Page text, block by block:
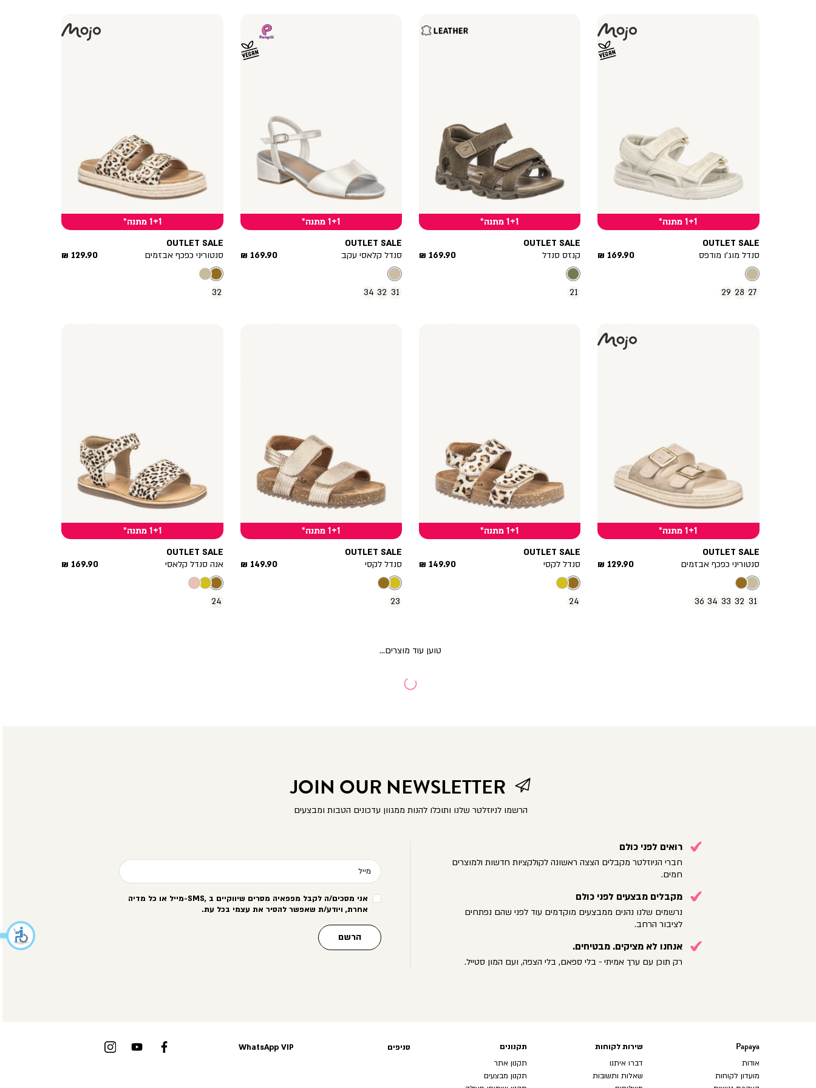
1+1 מתנה*
OUTLET SALE
סנדל מוג’ו מודפס
מחיר
169.90 ₪
27
28
29
1+1 מתנה*
OUTLET SALE
קנזס סנדל
מחיר
169.90 ₪
21
1+1 מתנה*
OUTLET SALE
סנדל קלאסי עקב
מחיר
169.90 ₪
31
32
34
1+1 מתנה*
OUTLET SALE
סנטוריני כפכף אבזמים
מחיר
129.90 ₪
32
1+1 מתנה*
OUTLET SALE
סנטוריני כפכף אבזמים
מחיר
129.90 ₪
31
32
33
34
36
1+1 מתנה*
OUTLET SALE
סנדל לקסי
מחיר
149.90 ₪
24
1+1 מתנה*
OUTLET SALE
סנדל לקסי
מחיר
149.90 ₪
23
1+1 מתנה*
OUTLET SALE
אנה סנדל קלאסי
מחיר
169.90 ₪
24
JOIN OUR NEWSLETTER
הרשמו לניוזלטר שלנו ותוכלו להנות ממגוון עדכונים הטבות ומבצעים
רואים לפני כולם
חברי הניוזלטר מקבלים הצצה ראשונה לקולקציות חדשות ולמוצרים
חמים.
מקבלים מבצעים לפני כולם
נרשמים שלנו נהנים ממבצעים מוקדמים עוד לפני שהם נפתחים
לציבור הרחב.
אנחנו לא מציקים. מבטיחים.
רק תוכן עם ערך אמיתי - בלי ספאם, בלי הצפה, ועם המון סטייל.
מייל
אני מסכים/ה לקבל מפפאיה מסרים שיווקיים ב -SMS,מייל או כל מדיה
אחרת, ויודע/ת שאפשר להסיר את עצמי בכל עת.
הרשם
Papaya
Papaya
אודות
מועדון לקוחות
שירות
שירות לקוחות
דברו איתנו
שאלות ותשובות
תקנונים
תקנונים
תקנון אתר
תקנון מבצעים
סניפים WhatsApp VIP